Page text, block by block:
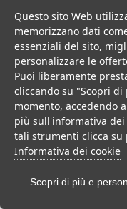
Campania > Cilento >
50 Camere
Hotel vicino al mare, con
Hotel
Questo sito Web
memorizzano dati
essenziali del sito,
personalizzare le
Puoi liberamente
cliccando su "Scopri
momento, accedendo
più sull'informativa dei
tali strumenti clicca su
Informativa dei cookie
Scopri di più e